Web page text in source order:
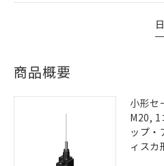
商品概要
小形セ
M20, 1
ップ・
ィスカ